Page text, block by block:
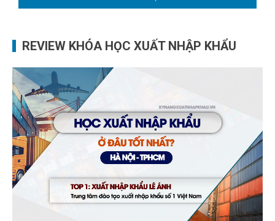
REVIEW KHÓA HỌC XUẤT NHẬP KHẨU